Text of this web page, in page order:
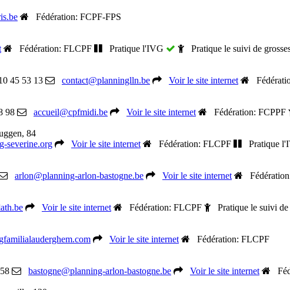
Fédération: FCPF-FPS
Fédération: FLCPF Pratique l'IVG
Pratique le suivi de
45 53 13 contact@planninglln.be Voir le site internet
98 accueil@cpfmidi.be Voir le site internet Fédération: FCPPF
84
severine.org Voir le site internet Fédération: FLCPF Pratique
arlon@planning-arlon-bastogne.be Voir le site internet
Voir le site internet Fédération: FLCPF
Pratique le suivi de
Voir le site internet
Fédération: FLCPF
bastogne@planning-arlon-bastogne.be Voir le site internet